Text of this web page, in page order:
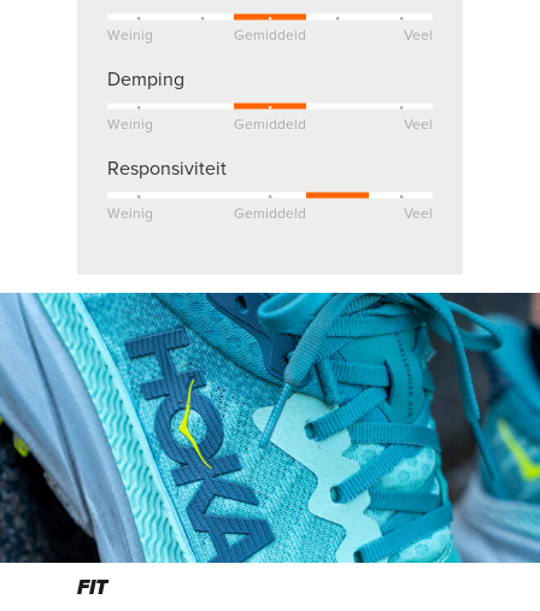
Weinig Gemiddeld Veel
Demping
Weinig Gemiddeld Veel
Responsiviteit
Weinig Gemiddeld Veel
FIT